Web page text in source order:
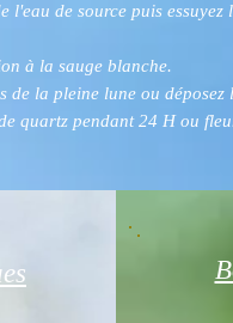
l'eau de source puis essuyez
à la sauge blanche.
la pleine lune ou déposez
quartz pendant 24 H ou